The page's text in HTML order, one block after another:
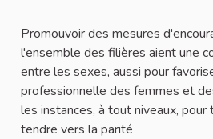
Promouvoir des mesures
l'ensemble des filières aient une
entre les sexes, aussi pour
professionnelle des femmes et
les instances, à tout niveaux,
tendre vers la parité